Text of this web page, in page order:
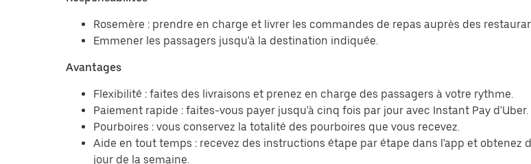
Rosemère : prendre en charge et livrer les commandes de repas auprès des
Emmener les passagers jusqu'à la destination indiquée.
Avantages
Flexibilité : faites des livraisons et prenez en charge des passagers à votre rythme.
Paiement rapide : faites-vous payer jusqu'à cinq fois par jour avec Instant Pay
Pourboires : vous conservez la totalité des pourboires que vous recevez.
Aide en tout temps : recevez des instructions étape par étape dans l'app et obtenez
jour de la semaine.